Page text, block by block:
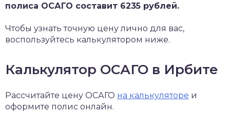
полиса ОСАГО составит 6235 рублей.
Чтобы узнать точную цену лично для вас,
воспользуйтесь калькулятором ниже.
Калькулятор ОСАГО в Ирбите
Рассчитайте цену ОСАГО на калькуляторе и
оформите полис онлайн.